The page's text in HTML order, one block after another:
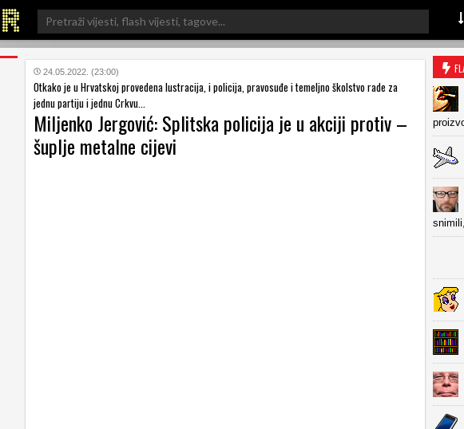
Search
for:
24.05.2022. (23:00)
Otkako je u Hrvatskoj provedena lustracija, i policija, pravosuđe i temeljno školstvo rade za
jednu partiju i jednu Crkvu...
Miljenko Jergović: Splitska policija je u akciji protiv –
šuplje metalne cijevi